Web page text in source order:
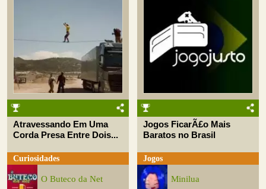
Atravessando Em Uma
Corda Presa Entre Dois...
Curiosidades
O Buteco da Net
Jogos FicarÃ£o Mais
Baratos no Brasil
Jogos
Minilua